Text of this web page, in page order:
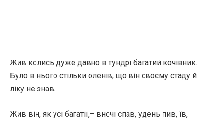
Жив колись дуже давно в тундрі багатий кочівник.
Було в нього стільки оленів, що він своєму стаду й
ліку не знав.
Жив він, як усі багатії,– вночі спав, удень пив, їв,